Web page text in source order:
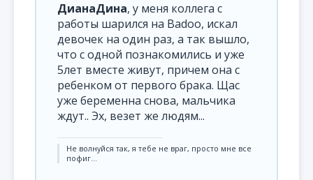
ДианаДина, у меня коллега с
работы шарился на Badoo, искал
девочек на один раз, а так вышло,
что с одной познакомились и уже
5лет вместе живут, причем она с
ребенком от первого брака. Щас
уже беременна снова, мальчика
ждут.. Эх, везет же людям...
Не волнуйся так, я тебе не враг, просто мне все
пофиг...